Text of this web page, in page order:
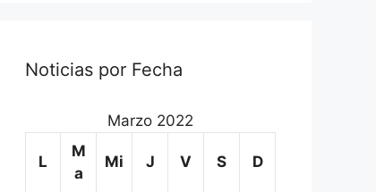
Noticias por Fecha
Marzo 2022
L
M
a
Mi J V S D